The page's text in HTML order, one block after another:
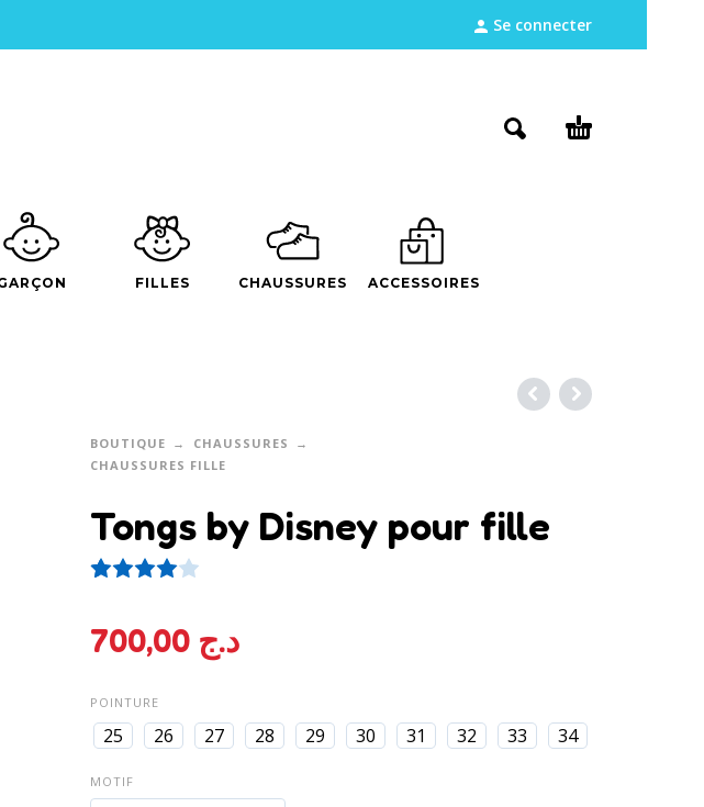
Se connecter
FILLES CHAUSSURES ACCESSOIRES
BOUTIQUE
CHAUSSURES
CHAUSSURES FILLE
Tongs by Disney pour fille
Noté
2
د.ج 700,00
POINTURE
25 26 27 28 29 30 31 32 33 34
MOTIF